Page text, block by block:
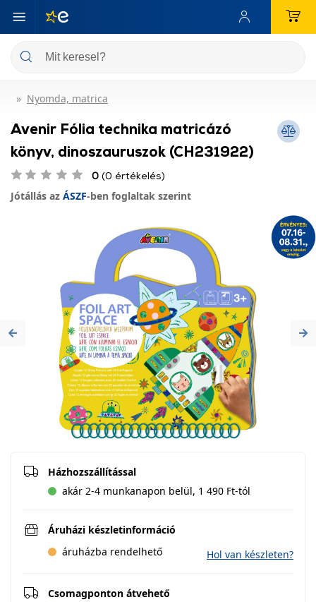
Nyomda, matrica
Avenir Fólia technika matricázó
könyv, dinoszauruszok (CH231922)
0 (0 értékelés)
Jótállás az ÁSZF-ben foglaltak szerint
Previous
Házhozszállítással
akár 2-4 munkanapon belül, 1 490 Ft-tól
Áruházi készletinformáció
áruházba rendelhető
Hol van készleten?
Csomagponton átvehető